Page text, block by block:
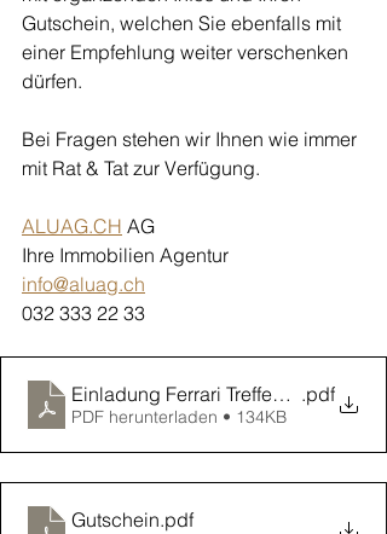
Gutschein, welchen Sie ebenfalls mit
einer Empfehlung weiter verschenken
dürfen.
Bei Fragen stehen wir Ihnen wie immer
mit Rat & Tat zur Verfügung.
ALUAG.CH AG
Ihre Immobilien Agentur
info@aluag.ch
032 333 22 33
Einladung Ferrari Treffen 2022
.pdf
PDF herunterladen • 134KB
Gutschein.pdf